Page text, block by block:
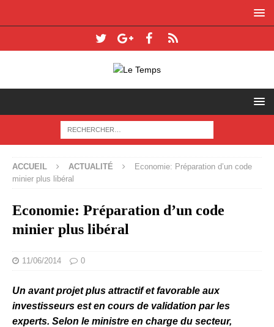
ACCUEIL ACTUALITÉ
Economie: Préparation d’un code
minier plus libéral
Economie: Préparation d’un code
minier plus libéral
11/06/2014 0
Un avant projet plus attractif et favorable aux
investisseurs est en cours de validation par les
experts. Selon le ministre en charge du secteur,